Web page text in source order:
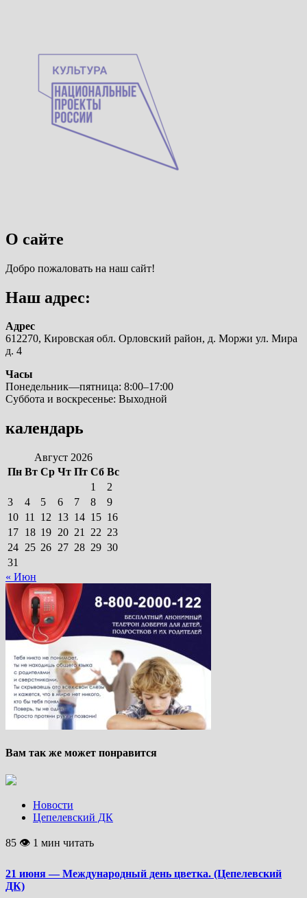
О сайте
Добро пожаловать на наш сайт!
Наш адрес:
Адрес
612270, Кировская обл. Орловский район, д. Моржи ул. Мира
д. 4
Часы
Понедельник—пятница: 8:00–17:00
Суббота и воскресенье: Выходной
календарь
Август 2026
Пн Вт Ср Чт Пт Сб Вс
1
2
3
4 5 6 7 8
9
10 11 12 13 14 15 16
17 18 19 20 21 22 23
24 25 26 27 28 29 30
31
« Июн
Вам так же может понравится
Новости
Цепелевский ДК
85 👁 1 мин читать
21 июня — Международный день цветка. (Цепелевский
ДК)